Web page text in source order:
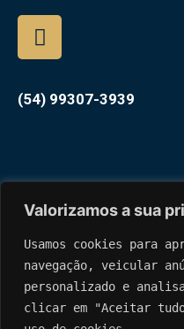
Valorizamos a sua
Usamos cookies para
navegação, veicular
personalizado e
clicar em "Aceitar
(54) 99307-3939
Responsável Técnico Dr.